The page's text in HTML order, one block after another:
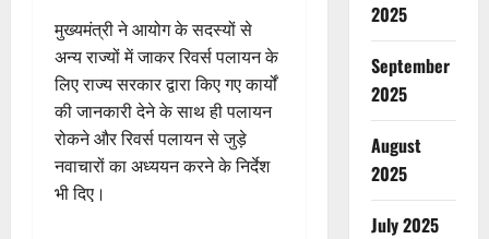
मुख्यमंत्री ने आयोग के सदस्यों से
अन्य राज्यों में जाकर रिवर्स पलायन के
लिए राज्य सरकार द्वारा किए गए कार्यों
की जानकारी देने के साथ ही पलायन
रोकने और रिवर्स पलायन से जुड़े
नवाचारों का अध्ययन करने के निर्देश
भी दिए।
2025
September
2025
August
2025
July 2025